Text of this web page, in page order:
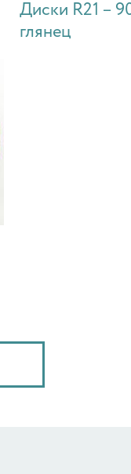
Диски R21 –
глянец